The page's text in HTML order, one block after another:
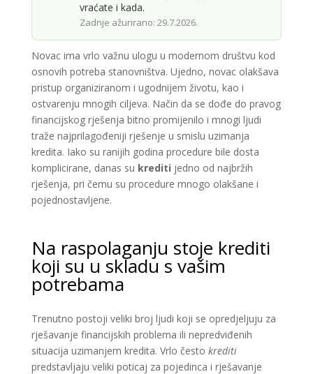
vraćate i kada.
Zadnje ažurirano: 29.7.2026.
Novac ima vrlo važnu ulogu u modernom društvu kod
osnovih potreba stanovništva. Ujedno, novac olakšava
pristup organiziranom i ugodnijem životu, kao i
ostvarenju mnogih ciljeva. Način da se dođe do pravog
financijskog rješenja bitno promijenilo i mnogi ljudi
traže najprilagođeniji rješenje u smislu uzimanja
kredita. Iako su ranijih godina procedure bile dosta
komplicirane, danas su krediti jedno od najbržih
rješenja, pri čemu su procedure mnogo olakšane i
pojednostavljene.
Na raspolaganju stoje krediti
koji su u skladu s vašim
potrebama
Trenutno postoji veliki broj ljudi koji se opredjeljuju za
rješavanje financijskih problema ili nepredviđenih
situacija uzimanjem kredita. Vrlo često krediti
predstavljaju veliki poticaj za pojedinca i rješavanje